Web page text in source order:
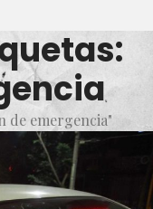
de emergencia"